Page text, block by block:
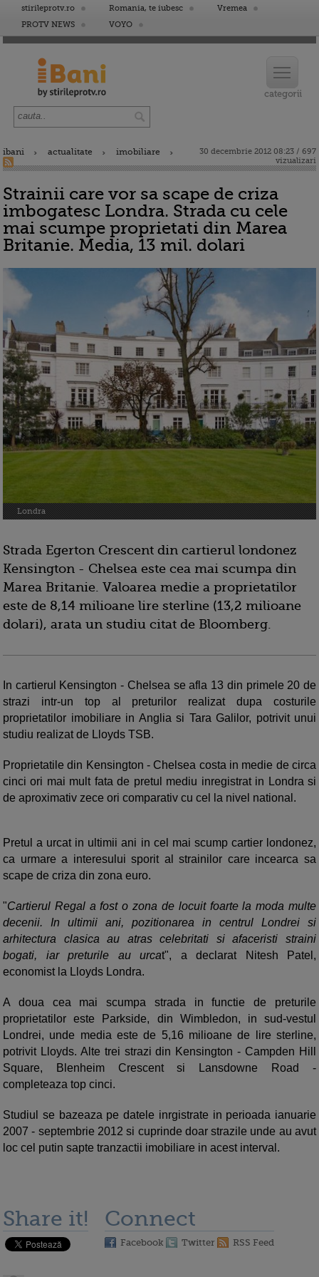
stirileprotv.ro Romania, te iubesc
Vremea
PROTV NEWS
VOYO
ibani actualitate imobiliare
30 decembrie 2012 08:23 / 697
vizualizari
Strainii care vor sa scape de criza
imbogatesc Londra. Strada cu cele
mai scumpe proprietati din Marea
Britanie. Media, 13 mil. dolari
Londra
Strada Egerton Crescent din cartierul londonez
Kensington - Chelsea este cea mai scumpa din
Marea Britanie. Valoarea medie a proprietatilor
este de 8,14 milioane lire sterline (13,2 milioane
dolari), arata un studiu citat de Bloomberg.
In cartierul Kensington - Chelsea se afla 13 din primele 20 de
strazi intr-un top al preturilor realizat dupa costurile
proprietatilor imobiliare in Anglia si Tara Galilor, potrivit unui
studiu realizat de Lloyds TSB.
Proprietatile din Kensington - Chelsea costa in medie de circa
cinci ori mai mult fata de pretul mediu inregistrat in Londra si
de aproximativ zece ori comparativ cu cel la nivel national.
Pretul a urcat in ultimii ani in cel mai scump cartier londonez,
ca urmare a interesului sporit al strainilor care incearca sa
scape de criza din zona euro.
"Cartierul Regal a fost o zona de locuit foarte la moda multe
decenii. In ultimii ani, pozitionarea in centrul Londrei si
arhitectura clasica au atras celebritati si afaceristi straini
bogati, iar preturile au urcat", a declarat Nitesh Patel,
economist la Lloyds Londra.
A doua cea mai scumpa strada in functie de preturile
proprietatilor este Parkside, din Wimbledon, in sud-vestul
Londrei, unde media este de 5,16 milioane de lire sterline,
potrivit Lloyds. Alte trei strazi din Kensington - Campden Hill
Square, Blenheim Crescent si Lansdowne Road -
completeaza top cinci.
Studiul se bazeaza pe datele inrgistrate in perioada ianuarie
2007 - septembrie 2012 si cuprinde doar strazile unde au avut
loc cel putin sapte tranzactii imobiliare in acest interval.
Share it! Connect
Facebook Twitter RSS Feed